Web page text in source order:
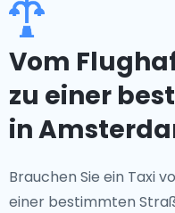
Vom
zu einer
in
Brauchen Sie ein Taxi
einer bestimmten